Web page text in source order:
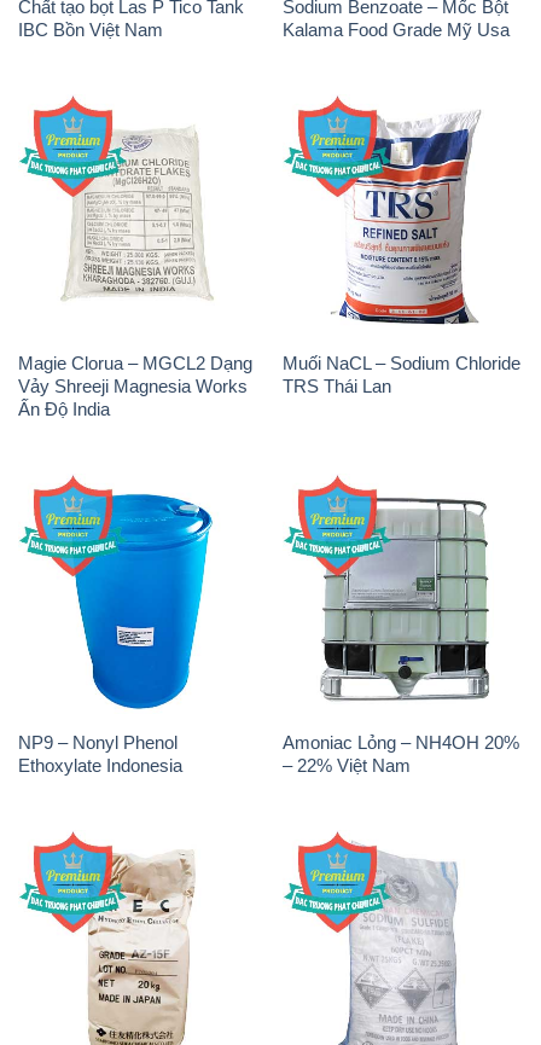
Chất tạo bọt Las P Tico Tank
IBC Bồn Việt Nam
Sodium Benzoate – Mốc Bột
Kalama Food Grade Mỹ Usa
Magie Clorua – MGCL2 Dạng
Vảy Shreeji Magnesia Works
Ấn Độ India
Muối NaCL – Sodium Chloride
TRS Thái Lan
NP9 – Nonyl Phenol
Ethoxylate Indonesia
Amoniac Lỏng – NH4OH 20%
– 22% Việt Nam